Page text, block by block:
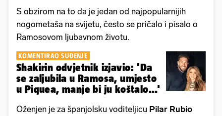
S obzirom na to da je jedan od najpopularnijih
nogometaša na svijetu, često se pričalo i pisalo o
Ramosovom ljubavnom životu.
KOMENTIRAO SUĐENJE
Shakirin odvjetnik izjavio: 'Da
se zaljubila u Ramosa, umjesto
u Piquea, manje bi ju koštalo...'
Oženjen je za španjolsku voditeljicu Pilar Rubio